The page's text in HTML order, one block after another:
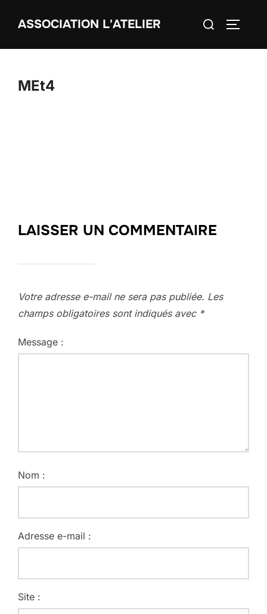
ASSOCIATION L'ATELIER Rechercher :
MEt4
LAISSER UN COMMENTAIRE
Votre adresse e-mail ne sera pas publiée. Les
champs obligatoires sont indiqués avec *
Message :
Nom :
Adresse e-mail :
Site :